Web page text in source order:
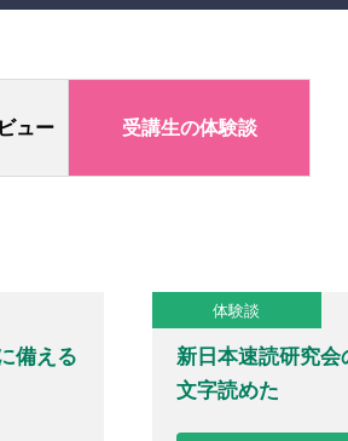
ュー 受講生の体験談
備える
体験談
新日本速読研究会
文字読めた